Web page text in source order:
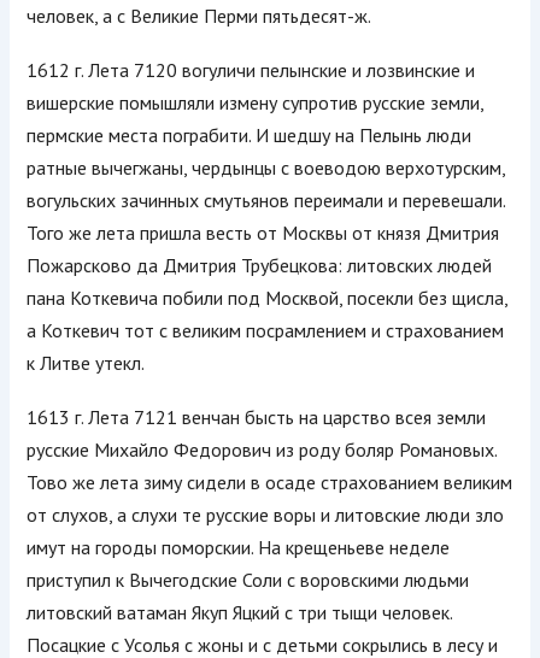
человек, а с Великие Перми пятьдесят-ж.
1612 г. Лета 7120 вогуличи пелынские и лозвинские и
вишерские помышляли измену супротив русские земли,
пермские места пограбити. И шедшу на Пелынь люди
ратные вычегжаны, чердынцы с воеводою верхотурским,
вогульских зачинных смутьянов переимали и перевешали.
Того же лета пришла весть от Москвы от князя Дмитрия
Пожарсково да Дмитрия Трубецкова: литовских людей
пана Коткевича побили под Москвой, посекли без щисла,
а Коткевич тот с великим посрамлением и страхованием
к Литве утекл.
1613 г. Лета 7121 венчан бысть на царство всея земли
русские Михайло Федорович из роду боляр Романовых.
Тово же лета зиму сидели в осаде страхованием великим
от слухов, а слухи те русские воры и литовские люди зло
имут на городы поморскии. На крещеньеве неделе
приступил к Вычегодские Соли с воровскими людьми
литовский ватаман Якуп Яцкий с три тыщи человек.
Посацкие с Усолья с жоны и с детьми сокрылись в лесу и